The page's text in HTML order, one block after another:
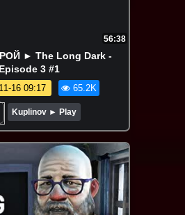
56:38
► The Long Dark -
Episode 3 #1
16 09:17 65.2K
Kuplinov ► Play